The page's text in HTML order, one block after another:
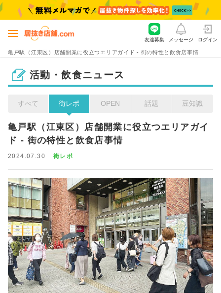
亀戸駅（江東区）店舗開業に役立つエリアガイド - 街の特性と飲食店事情
友達募集 メッセージ ログイン
活動・飲食ニュース
すべて 街レポ OPEN 話題 豆知識
亀戸駅（江東区）店舗開業に役立つエリアガイ
ド - 街の特性と飲食店事情
2024.07.30 街レポ